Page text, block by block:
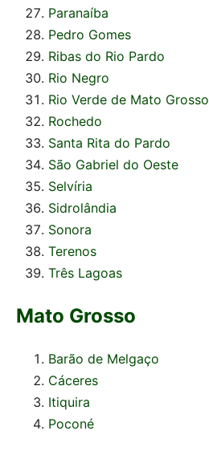
Paranaíba
Pedro Gomes
Ribas do Rio Pardo
Rio Negro
Rio Verde de Mato Grosso
Rochedo
Santa Rita do Pardo
São Gabriel do Oeste
Selvíria
Sidrolândia
Sonora
Terenos
Três Lagoas
Mato Grosso
Barão de Melgaço
Cáceres
Itiquira
Poconé